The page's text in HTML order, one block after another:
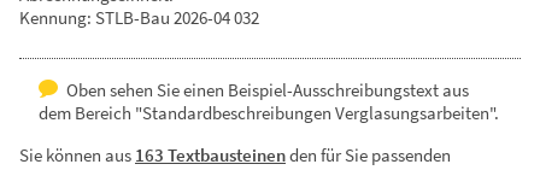
Kennung: STLB-Bau 2026-04 032
Oben sehen Sie einen Beispiel-Ausschreibungstext aus
dem Bereich "Standardbeschreibungen Verglasungsarbeiten".
Sie können aus 163 Textbausteinenden für Sie passenden